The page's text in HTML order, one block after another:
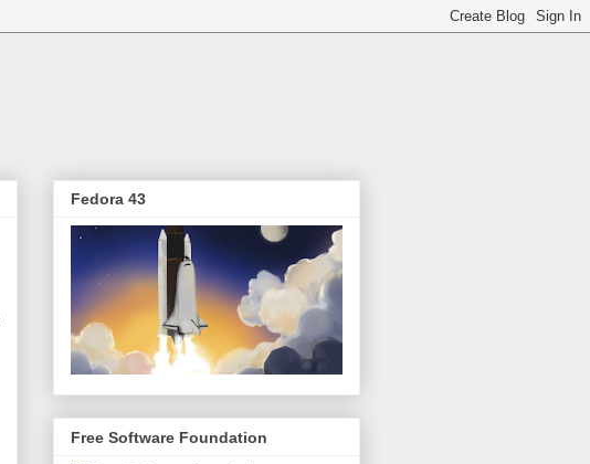
Fedora 43
Free Software Foundation